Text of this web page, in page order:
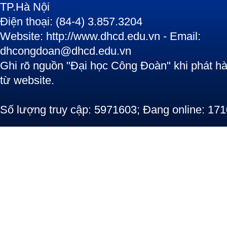
TP.Hà Nội
Điện thoại: (84-4) 3.857.3204
Website: http://www.dhcd.edu.vn - Email:
dhcongdoan@dhcd.edu.vn
Ghi rõ nguồn "Đại học Công Đoàn" khi phát
từ website.
Số lượng truy cập: 5971603; Đang online: